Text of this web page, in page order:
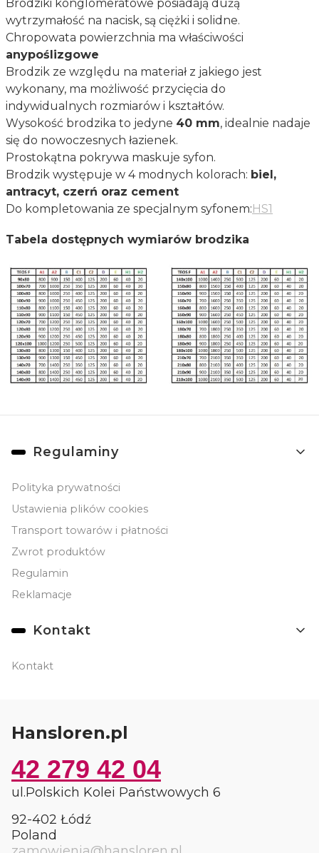
Brodziki konglomeratowe posiadają dużą
wytrzymałość na nacisk, są ciężki i solidne.
Chropowata powierzchnia ma właściwości
anypoślizgowe
Brodzik ze względu na materiał z jakiego jest
wykonany, ma możliwość przycięcia do
indywidualnych rozmiarów i kształtów.
Wysokość brodzika to jedyne 40 mm, idealnie nadaje
się do nowoczesnych łazienek.
Prostokątna pokrywa maskuje syfon.
Brodzik występuje w 4 modnych kolorach: biel,
antracyt, czerń oraz cement
Do kompletowania ze specjalnym syfonem:HS1
Tabela dostępnych wymiarów brodzika
Linki w stopce
Regulaminy
Polityka prywatności
Ustawienia plików cookies
Transport towarów i płatności
Zwrot produktów
Regulamin
Reklamacje
Kontakt
Kontakt
Hansloren.pl
42 279 42 04
ul.Polskich Kolei Państwowych 6
92-402 Łódź
Poland